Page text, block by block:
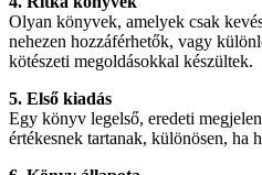
Olyan könyvek, amelyek csak
nehezen hozzáférhetők, vagy
kötészeti megoldásokkal készültek.
5. Első kiadás
Egy könyv legelső, eredeti
értékesnek tartanak, különösen, ha